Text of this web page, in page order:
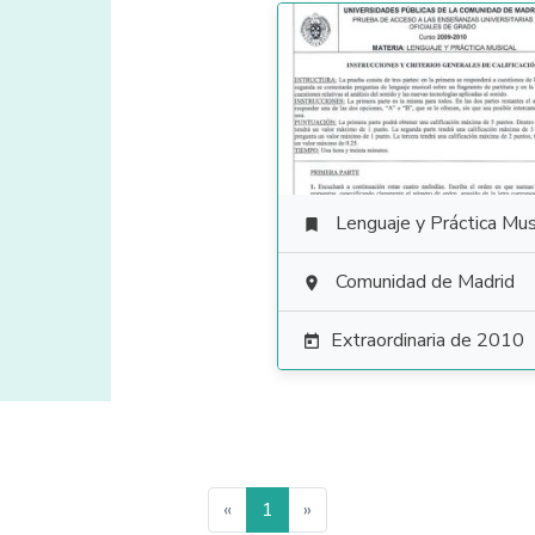
 Lenguaje y Práctica
 Comunidad de Madrid
 Extraordinaria de 2010
« 1 »